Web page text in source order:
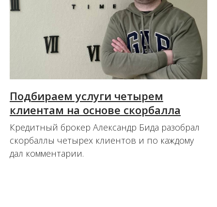
Подбираем услуги четырем
клиентам на основе скорбалла
Кредитный брокер Александр Бида разобрал
скорбаллы четырех клиентов и по каждому
дал комментарии.